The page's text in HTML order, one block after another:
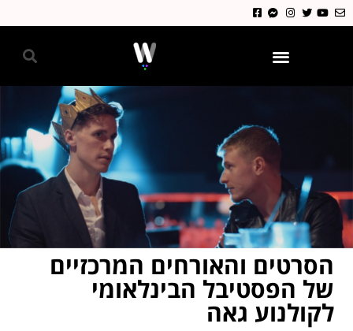
הסרטים והאורחים המרכזיים
של הפסטיבל הבינלאומי
לקולנוע גאה